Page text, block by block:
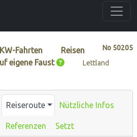
No 50205
Fahrten
Reisen
eigene Faust
Lettland
Reiseroute Nützliche Infos
Referenzen Setzt